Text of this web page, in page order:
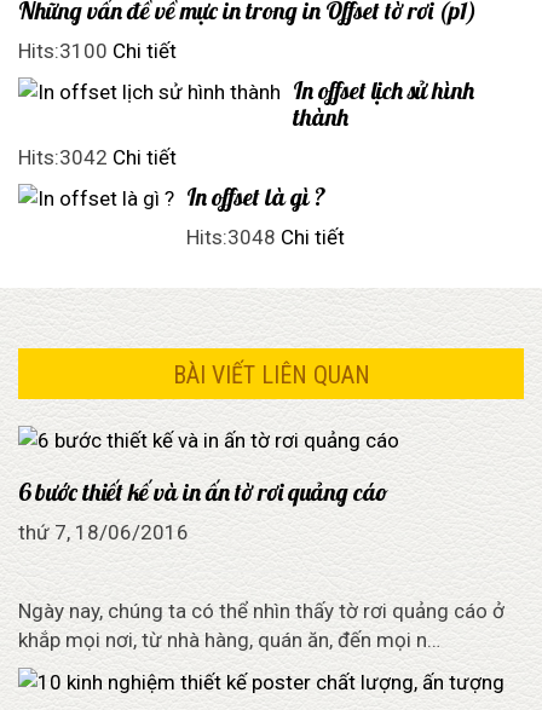
Những vấn đề về mực in trong in Offset tờ rơi (p1)
Hits:3100 Chi tiết
In offset lịch sử hình
thành
Hits:3042 Chi tiết
In offset là gì ?
Hits:3048 Chi tiết
BÀI VIẾT LIÊN QUAN
6 bước thiết kế và in ấn tờ rơi quảng cáo
thứ 7, 18/06/2016
Ngày nay, chúng ta có thể nhìn thấy tờ rơi quảng cáo ở
khắp mọi nơi, từ nhà hàng, quán ăn, đến mọi n…